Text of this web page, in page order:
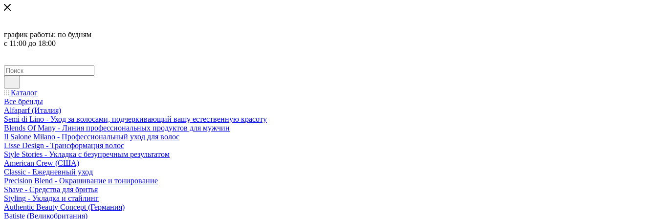
график работы: по будням
с 11:00 до 18:00
Каталог
Все бренды
Alfaparf (Италия)
Semi di Lino - Уход за волосами, подчеркивающий вашу естественную красоту
Blends Of Many - Линия профессиональных продуктов для мужчин
Il Salone Milano - Профессиональный уход для волос
Lisse Design - Трансформация волос
Style Stories - Укладка с безупречным результатом
American Crew (США)
Classic - Ежедневный уход
Precision Blend - Окрашивание и тонирование
Shave - Средства для бритья
Styling - Укладка и стайлинг
Authentic Beauty Concept (Германия)
Batiste (Великобритания)